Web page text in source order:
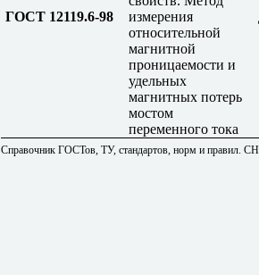
ГОСТ 12119.6-98
измерения
относительной
магнитной
проницаемости и
удельных
магнитных потерь
мостом
переменного тока
Справочник ГОСТов, ТУ, стандартов, норм и правил.